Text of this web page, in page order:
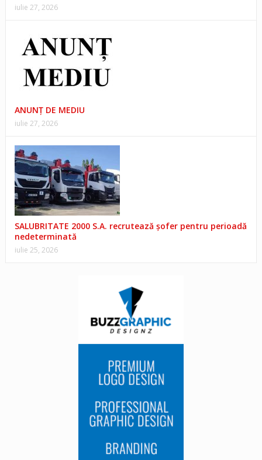
iulie 27, 2026
ANUNŢ DE MEDIU
iulie 27, 2026
SALUBRITATE 2000 S.A. recrutează șofer pentru perioadă
nedeterminată
iulie 25, 2026